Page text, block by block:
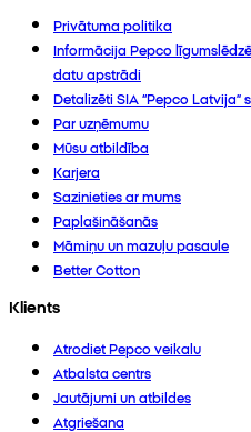
Privātuma politika
Informācija Pepco
datu apstrādi
Detalizēti SIA “Pepco
Par uzņēmumu
Mūsu atbildība
Karjera
Sazinieties ar mums
Paplašināšanās
Māmiņu un mazuļu pasaule
Better Cotton
Klients
Atrodiet Pepco veikalu
Atbalsta centrs
Jautājumi un atbildes
Atgriešana